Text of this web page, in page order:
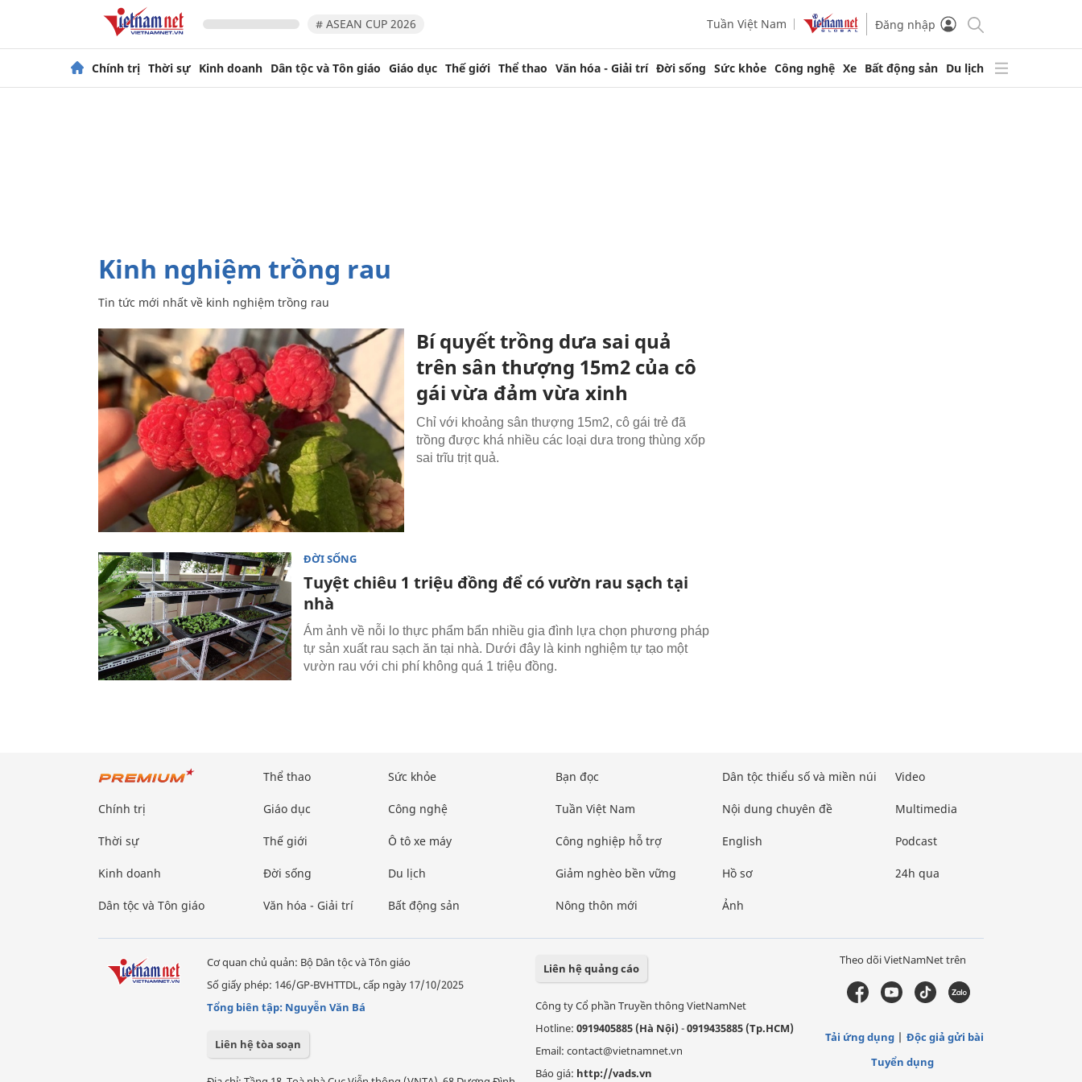
# ASEAN CUP 2026 Tuần Việt Nam Đăng nhập
Chính trị Thời sự Kinh doanh Dân tộc và Tôn giáo Giáo dục Thế giới Thể thao Văn hóa - Giải trí Đời sống Sức khỏe Công nghệ Xe Bất động sản Du lịch
kinh nghiệm trồng rau
Tin tức mới nhất về kinh nghiệm trồng rau
Bí quyết trồng dưa sai quả
trên sân thượng 15m2 của cô
gái vừa đảm vừa xinh
Chỉ với khoảng sân thượng 15m2, cô gái trẻ đã
trồng được khá nhiều các loại dưa trong thùng xốp
sai trĩu trịt quả.
ĐỜI SỐNG
Tuyệt chiêu 1 triệu đồng để có vườn rau sạch tại
nhà
Ám ảnh về nỗi lo thực phẩm bẩn nhiều gia đình lựa chọn phương pháp
tự sản xuất rau sạch ăn tại nhà. Dưới đây là kinh nghiệm tự tạo một
vườn rau với chi phí không quá 1 triệu đồng.
Chính trị
Thời sự
Kinh doanh
Dân tộc và Tôn giáo
Thể thao
Giáo dục
Thế giới
Đời sống
Văn hóa - Giải trí
Sức khỏe
Công nghệ
Ô tô xe máy
Du lịch
Bất động sản
Bạn đọc
Tuần Việt Nam
Công nghiệp hỗ trợ
Giảm nghèo bền vững
Nông thôn mới
Dân tộc thiểu số và miền núi
Nội dung chuyên đề
English
Hồ sơ
Ảnh
Video
Multimedia
Podcast
24h qua
Cơ quan chủ quản: Bộ Dân tộc và Tôn giáo
Số giấy phép: 146/GP-BVHTTDL, cấp ngày 17/10/2025
Tổng biên tập: Nguyễn Văn Bá
Liên hệ tòa soạn
Liên hệ quảng cáo
Công ty Cổ phần Truyền thông VietNamNet
Hotline: 0919405885 (Hà Nội)-0919435885 (Tp.HCM)
Email: contact@vietnamnet.vn
Báo giá: http://vads.vn
Theo dõi VietNamNet trên
Tải ứng dụng
Độc giả gửi bài
Tuyển dụng